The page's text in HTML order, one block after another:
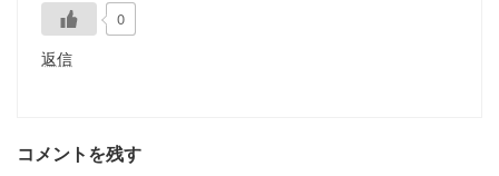
0
返信
コメントを残す